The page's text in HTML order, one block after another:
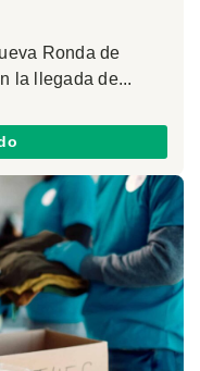
Ronda de
la llegada de...